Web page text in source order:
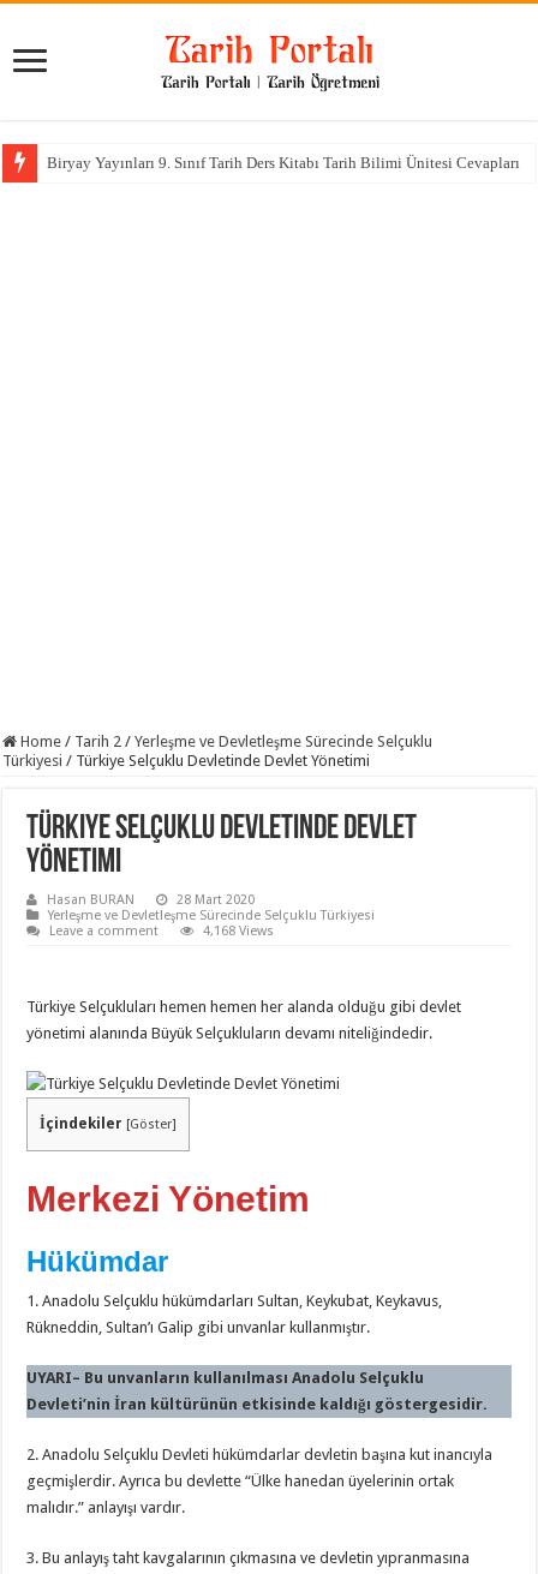
Biryay Yayınları 9. Sınıf Tarih Ders Kitabı Tarih Bilimi Ünitesi Cevapları
Home / Tarih 2 / Yerleşme ve Devletleşme Sürecinde Selçuklu
Türkiyesi / Türkiye Selçuklu Devletinde Devlet Yönetimi
Türkiye Selçuklu Devletinde Devlet
Yönetimi
Hasan BURAN
28 Mart 2020
Yerleşme ve Devletleşme Sürecinde Selçuklu Türkiyesi
Leave a comment
4,168 Views
Türkiye Selçukluları hemen hemen her alanda olduğu gibi devlet
yönetimi alanında Büyük Selçukluların devamı niteliğindedir.
İçindekiler [Göster]
Merkezi Yönetim
Hükümdar
1. Anadolu Selçuklu hükümdarları Sultan, Keykubat, Keykavus,
Rükneddin, Sultan’ı Galip gibi unvanlar kullanmıştır.
UYARI– Bu unvanların kullanılması Anadolu Selçuklu
Devleti’nin İran kültürünün etkisinde kaldığı göstergesidir.
2. Anadolu Selçuklu Devleti hükümdarlar devletin başına kut inancıyla
geçmişlerdir. Ayrıca bu devlette “Ülke hanedan üyelerinin ortak
malıdır.” anlayışı vardır.
3. Bu anlayış taht kavgalarının çıkmasına ve devletin yıpranmasına